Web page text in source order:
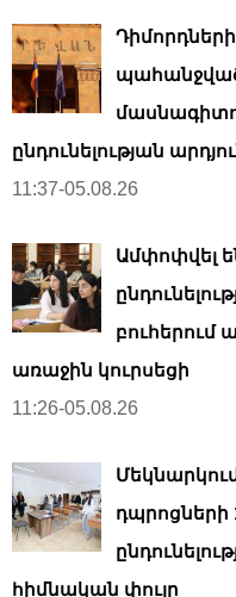
պահանջված
ընդունելության
11:37-05.08.26
Ամփոփվել
բուհերում
առաջին կուրսեցի
11:26-05.08.26
դպրոցների
հիմնական փուլը